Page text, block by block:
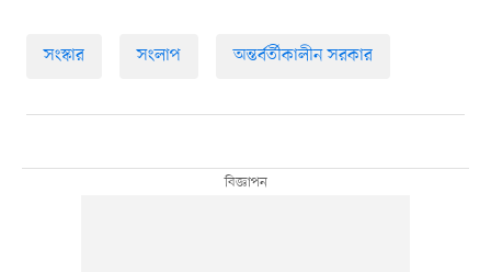
সংস্কার সংলাপ অন্তর্বর্তীকালীন সরকার